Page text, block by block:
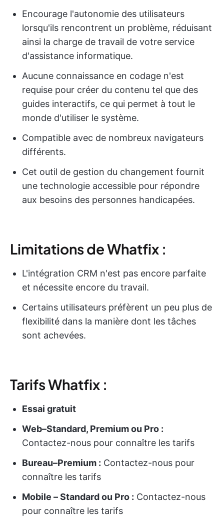
Encourage l'autonomie des utilisateurs
lorsqu'ils rencontrent un problème, réduisant
ainsi la charge de travail de votre service
d'assistance informatique.
Aucune connaissance en codage n'est
requise pour créer du contenu tel que des
guides interactifs, ce qui permet à tout le
monde d'utiliser le système.
Compatible avec de nombreux navigateurs
différents.
Cet outil de gestion du changement fournit
une technologie accessible pour répondre
aux besoins des personnes handicapées.
Limitations de Whatfix :
L'intégration CRM n'est pas encore parfaite
et nécessite encore du travail.
Certains utilisateurs préfèrent un peu plus de
flexibilité dans la manière dont les tâches
sont achevées.
Tarifs Whatfix :
Essai gratuit
Web–Standard, Premium ou Pro :
Contactez-nous pour connaître les tarifs
Bureau–Premium : Contactez-nous pour
connaître les tarifs
Mobile – Standard ou Pro : Contactez-nous
pour connaître les tarifs